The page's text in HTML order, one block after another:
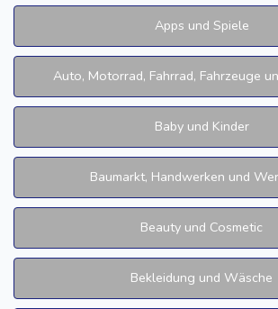
Apps und Spiele
Auto, Motorrad, Fahrrad, Fahrzeuge
Baby und Kinder
Baumarkt, Handwerken und
Beauty und Cosmetic
Bekleidung und Wäsche